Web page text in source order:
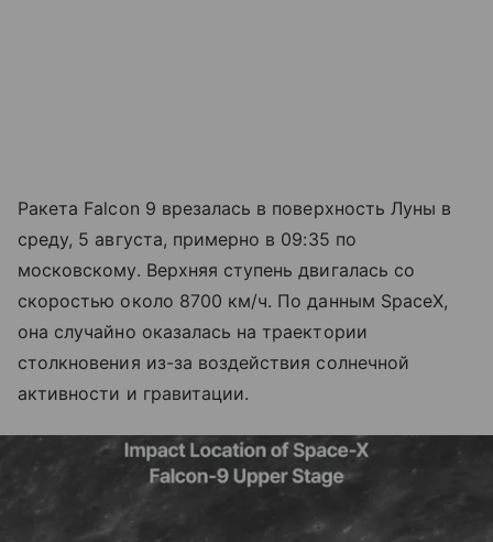
Ракета Falcon 9 врезалась в поверхность Луны в
среду, 5 августа, примерно в 09:35 по
московскому. Верхняя ступень двигалась со
скоростью около 8700 км/ч. По данным SpaceX,
она случайно оказалась на траектории
столкновения из-за воздействия солнечной
активности и гравитации.